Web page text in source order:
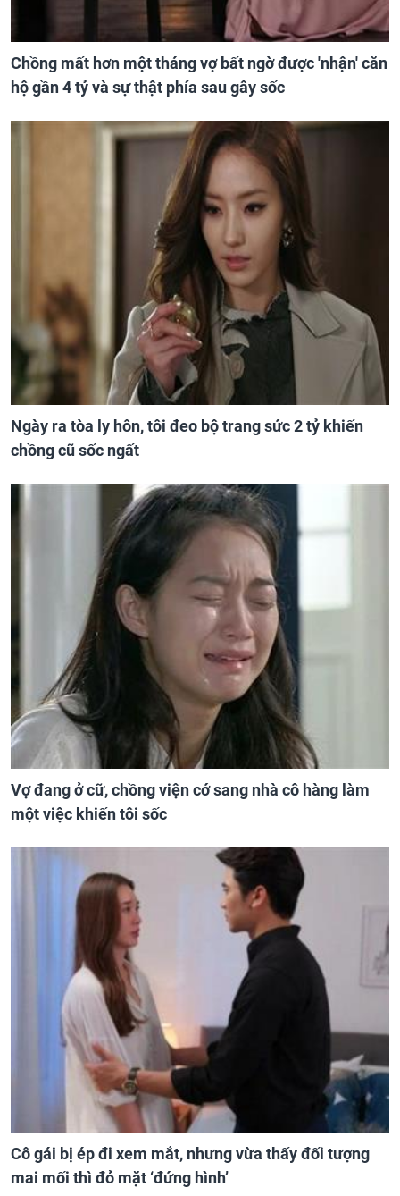
Chồng mất hơn một tháng vợ bất ngờ được 'nhận' căn
hộ gần 4 tỷ và sự thật phía sau gây sốc
Ngày ra tòa ly hôn, tôi đeo bộ trang sức 2 tỷ khiến
chồng cũ sốc ngất
Vợ đang ở cữ, chồng viện cớ sang nhà cô hàng làm
một việc khiến tôi sốc
Cô gái bị ép đi xem mắt, nhưng vừa thấy đối tượng
mai mối thì đỏ mặt ‘đứng hình’